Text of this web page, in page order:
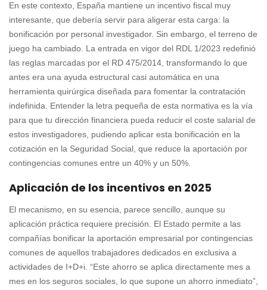
En este contexto, España mantiene un incentivo fiscal muy
interesante, que debería servir para aligerar esta carga: la
bonificación por personal investigador. Sin embargo, el terreno de
juego ha cambiado. La entrada en vigor del RDL 1/2023 redefinió
las reglas marcadas por el RD 475/2014, transformando lo que
antes era una ayuda estructural casi automática en una
herramienta quirúrgica diseñada para fomentar la contratación
indefinida. Entender la letra pequeña de esta normativa es la vía
para que tu dirección financiera pueda reducir el coste salarial de
estos investigadores, pudiendo aplicar esta bonificación en la
cotización en la Seguridad Social, que reduce la aportación por
contingencias comunes entre un 40% y un 50%.
Aplicación de los incentivos en 2025
El mecanismo, en su esencia, parece sencillo, aunque su
aplicación práctica requiere precisión. El Estado permite a las
compañías bonificar la aportación empresarial por contingencias
comunes de aquellos trabajadores dedicados en exclusiva a
actividades de I+D+i. “Este ahorro se aplica directamente mes a
mes en los seguros sociales, lo que supone un ahorro inmediato”,